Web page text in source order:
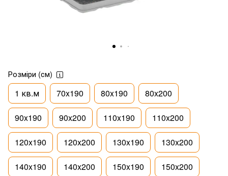
Розміри (см)
1 кв.м 70x190 80x190 80x200
90x190 90x200 110x190 110x200
120x190 120x200 130x190 130x200
140x190 140x200 150x190 150x200